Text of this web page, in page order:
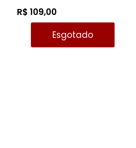
R$ 109,00
Esgotado